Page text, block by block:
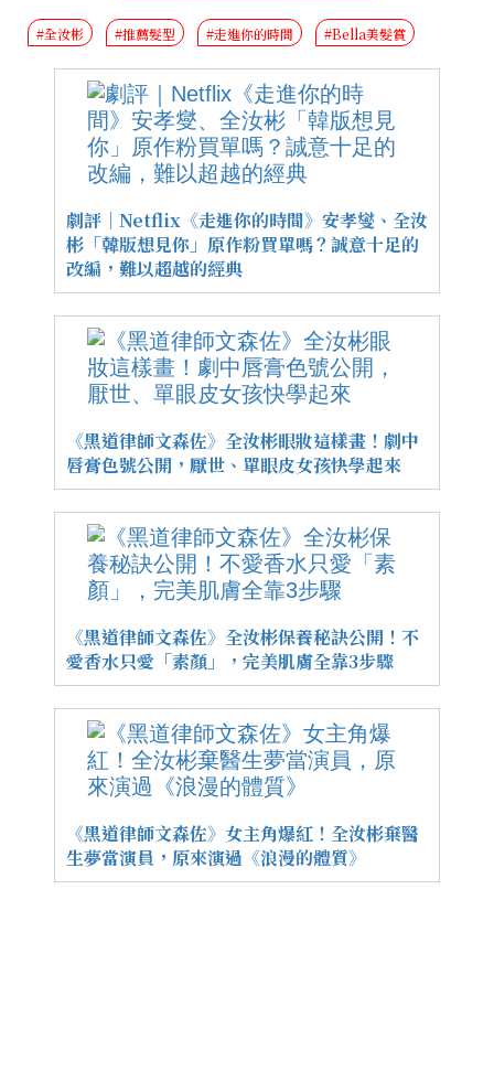
#全汝彬 #推薦髮型 #走進你的時間 #Bella美髮賞
劇評｜Netflix《走進你的時間》安孝燮、全汝
彬「韓版想見你」原作粉買單嗎？誠意十足的
改編，難以超越的經典
《黑道律師文森佐》全汝彬眼妝這樣畫！劇中
唇膏色號公開，厭世、單眼皮女孩快學起來
《黑道律師文森佐》全汝彬保養秘訣公開！不
愛香水只愛「素顏」，完美肌膚全靠3步驟
《黑道律師文森佐》女主角爆紅！全汝彬棄醫
生夢當演員，原來演過《浪漫的體質》